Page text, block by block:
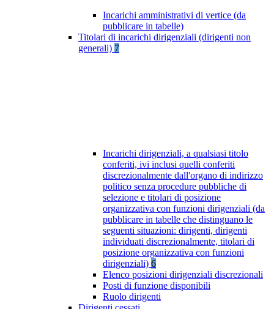
Incarichi amministrativi di vertice (da
pubblicare in tabelle)
Titolari di incarichi dirigenziali (dirigenti non
generali) 7
Incarichi dirigenziali, a qualsiasi titolo
conferiti, ivi inclusi quelli conferiti
discrezionalmente dall'organo di indirizzo
politico senza procedure pubbliche di
selezione e titolari di posizione
organizzativa con funzioni dirigenziali (da
pubblicare in tabelle che distinguano le
seguenti situazioni: dirigenti, dirigenti
individuati discrezionalmente, titolari di
posizione organizzativa con funzioni
dirigenziali) 6
Elenco posizioni dirigenziali discrezionali
Posti di funzione disponibili
Ruolo dirigenti